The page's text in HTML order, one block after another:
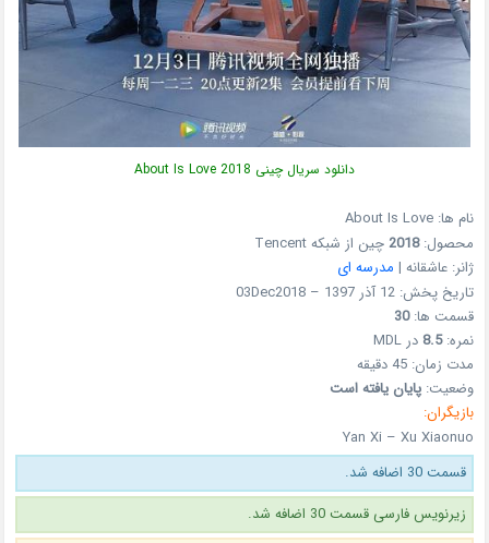
دانلود سریال چینی About Is Love 2018
نام ها: About Is Love
محصول:2018چین از شبکه Tencent
ژانر: عاشقانه | مدرسه ای
تاریخ پخش: 12 آذر 1397 – 03Dec2018
قسمت ها:30
نمره:8.5 در MDL
مدت زمان: 45 دقیقه
وضعیت:پایان یافته است
بازیگران:
Yan Xi – Xu Xiaonuo
قسمت 30 اضافه شد.
زیرنویس فارسی قسمت 30 اضافه شد.